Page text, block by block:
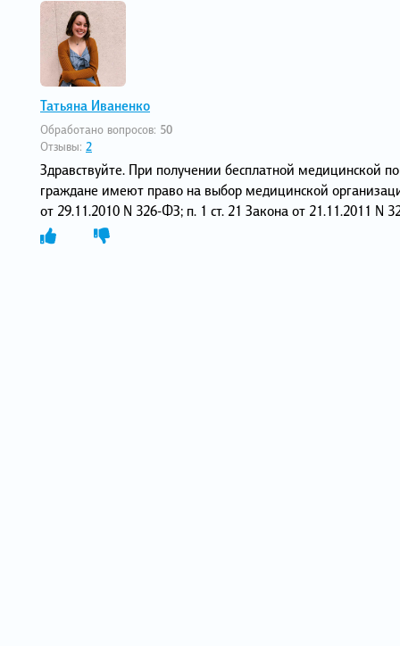
Татьяна Иваненко
Обработано вопросов: 50
Отзывы: 2
Здравствуйте. При получении бесплатной медицинской
граждане имеют право на выбор медицинской
от 29.11.2010 N 326-ФЗ; п. 1 ст. 21 Закона от 21.11.2011 N